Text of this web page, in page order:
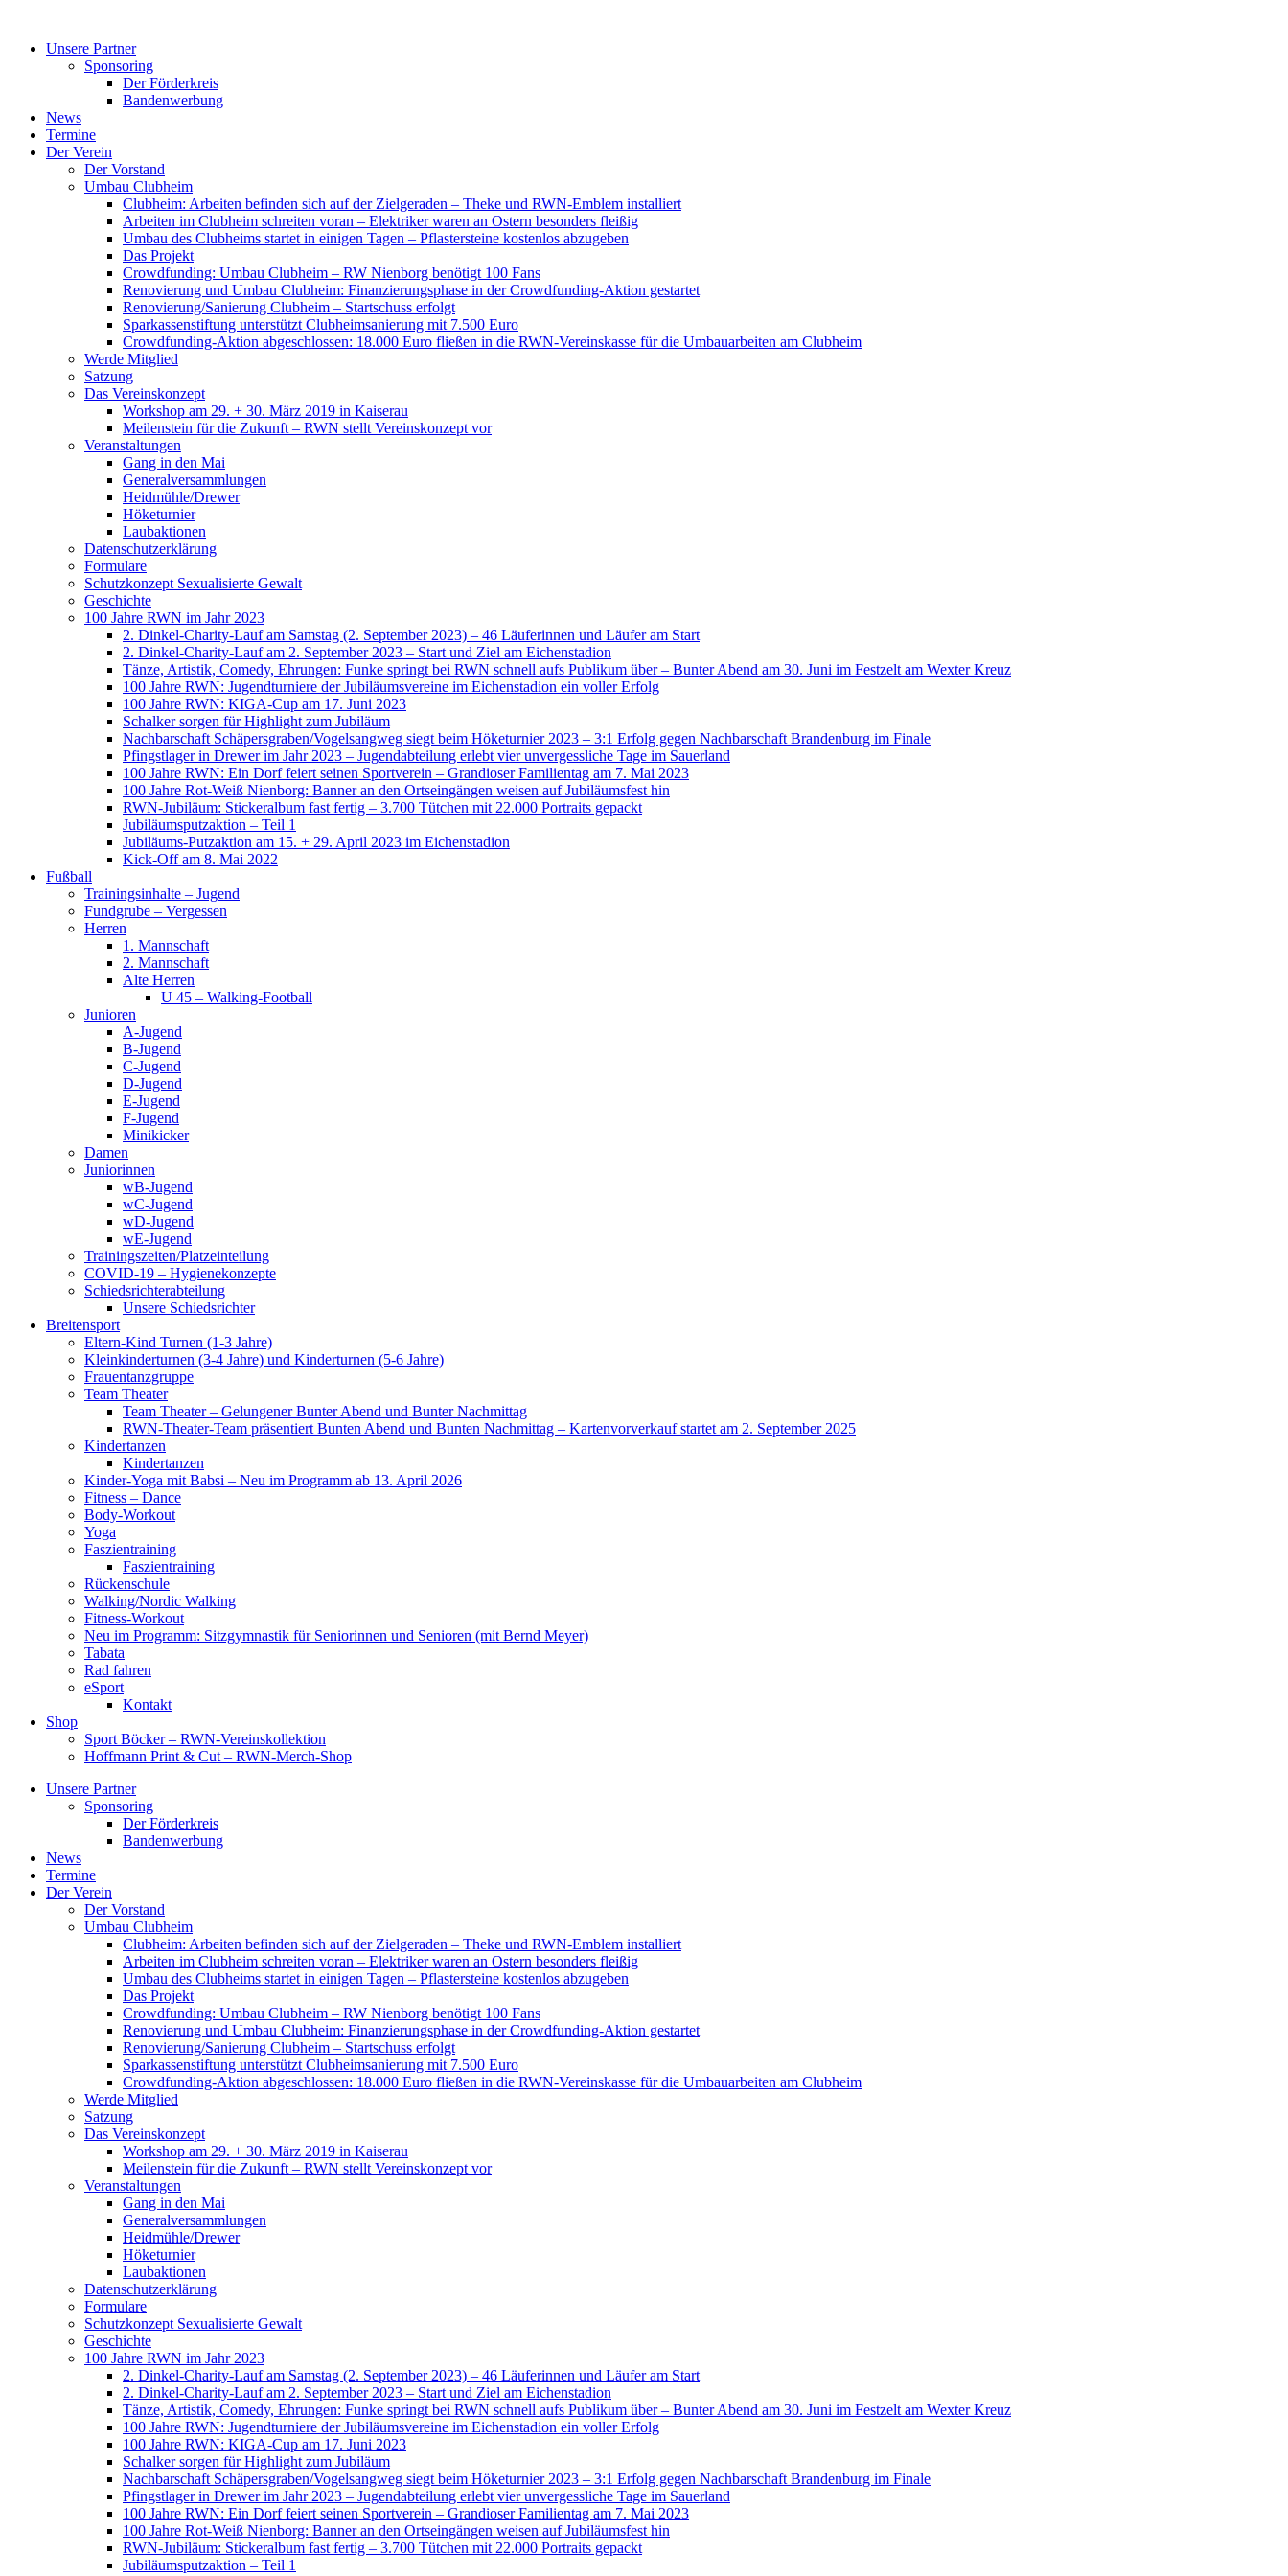
springenUnsere Partner
Sponsoring
Der Förderkreis
Bandenwerbung
News
Termine
Der Verein
Der Vorstand
Umbau Clubheim
Clubheim: Arbeiten befinden sich auf der Zielgeraden – Theke und RWN-Emblem installiert
Arbeiten im Clubheim schreiten voran – Elektriker waren an Ostern besonders fleißig
Umbau des Clubheims startet in einigen Tagen – Pflastersteine kostenlos abzugeben
Das Projekt
Crowdfunding: Umbau Clubheim – RW Nienborg benötigt 100 Fans
Renovierung und Umbau Clubheim: Finanzierungsphase in der Crowdfunding-Aktion gestartet
Renovierung/Sanierung Clubheim – Startschuss erfolgt
Sparkassenstiftung unterstützt Clubheimsanierung mit 7.500 Euro
Crowdfunding-Aktion abgeschlossen: 18.000 Euro fließen in die RWN-Vereinskasse für die Umbauarbeiten am Clubheim
Werde Mitglied
Satzung
Das Vereinskonzept
Workshop am 29. + 30. März 2019 in Kaiserau
Meilenstein für die Zukunft – RWN stellt Vereinskonzept vor
Veranstaltungen
Gang in den Mai
Generalversammlungen
Heidmühle/Drewer
Höketurnier
Laubaktionen
Datenschutzerklärung
Formulare
Schutzkonzept Sexualisierte Gewalt
Geschichte
100 Jahre RWN im Jahr 2023
2. Dinkel-Charity-Lauf am Samstag (2. September 2023) – 46 Läuferinnen und Läufer am Start
2. Dinkel-Charity-Lauf am 2. September 2023 – Start und Ziel am Eichenstadion
Tänze, Artistik, Comedy, Ehrungen: Funke springt bei RWN schnell aufs Publikum über – Bunter Abend am 30. Juni im Festzelt am Wexter Kreuz
100 Jahre RWN: Jugendturniere der Jubiläumsvereine im Eichenstadion ein voller Erfolg
100 Jahre RWN: KIGA-Cup am 17. Juni 2023
Schalker sorgen für Highlight zum Jubiläum
Nachbarschaft Schäpersgraben/Vogelsangweg siegt beim Höketurnier 2023 – 3:1 Erfolg gegen Nachbarschaft Brandenburg im Finale
Pfingstlager in Drewer im Jahr 2023 – Jugendabteilung erlebt vier unvergessliche Tage im Sauerland
100 Jahre RWN: Ein Dorf feiert seinen Sportverein – Grandioser Familientag am 7. Mai 2023
100 Jahre Rot-Weiß Nienborg: Banner an den Ortseingängen weisen auf Jubiläumsfest hin
RWN-Jubiläum: Stickeralbum fast fertig – 3.700 Tütchen mit 22.000 Portraits gepackt
Jubiläumsputzaktion – Teil 1
Jubiläums-Putzaktion am 15. + 29. April 2023 im Eichenstadion
Kick-Off am 8. Mai 2022
Fußball
Trainingsinhalte – Jugend
Fundgrube – Vergessen
Herren
1. Mannschaft
2. Mannschaft
Alte Herren
U 45 – Walking-Football
Junioren
A-Jugend
B-Jugend
C-Jugend
D-Jugend
E-Jugend
F-Jugend
Minikicker
Damen
Juniorinnen
wB-Jugend
wC-Jugend
wD-Jugend
wE-Jugend
Trainingszeiten/Platzeinteilung
COVID-19 – Hygienekonzepte
Schiedsrichterabteilung
Unsere Schiedsrichter
Breitensport
Eltern-Kind Turnen (1-3 Jahre)
Kleinkinderturnen (3-4 Jahre) und Kinderturnen (5-6 Jahre)
Frauentanzgruppe
Team Theater
Team Theater – Gelungener Bunter Abend und Bunter Nachmittag
RWN-Theater-Team präsentiert Bunten Abend und Bunten Nachmittag – Kartenvorverkauf startet am 2. September 2025
Kindertanzen
Kindertanzen
Kinder-Yoga mit Babsi – Neu im Programm ab 13. April 2026
Fitness – Dance
Body-Workout
Yoga
Faszientraining
Faszientraining
Rückenschule
Walking/Nordic Walking
Fitness-Workout
Neu im Programm: Sitzgymnastik für Seniorinnen und Senioren (mit Bernd Meyer)
Tabata
Rad fahren
eSport
Kontakt
Shop
Sport Böcker – RWN-Vereinskollektion
Hoffmann Print & Cut – RWN-Merch-Shop
Unsere Partner
Sponsoring
Der Förderkreis
Bandenwerbung
News
Termine
Der Verein
Der Vorstand
Umbau Clubheim
Clubheim: Arbeiten befinden sich auf der Zielgeraden – Theke und RWN-Emblem installiert
Arbeiten im Clubheim schreiten voran – Elektriker waren an Ostern besonders fleißig
Umbau des Clubheims startet in einigen Tagen – Pflastersteine kostenlos abzugeben
Das Projekt
Crowdfunding: Umbau Clubheim – RW Nienborg benötigt 100 Fans
Renovierung und Umbau Clubheim: Finanzierungsphase in der Crowdfunding-Aktion gestartet
Renovierung/Sanierung Clubheim – Startschuss erfolgt
Sparkassenstiftung unterstützt Clubheimsanierung mit 7.500 Euro
Crowdfunding-Aktion abgeschlossen: 18.000 Euro fließen in die RWN-Vereinskasse für die Umbauarbeiten am Clubheim
Werde Mitglied
Satzung
Das Vereinskonzept
Workshop am 29. + 30. März 2019 in Kaiserau
Meilenstein für die Zukunft – RWN stellt Vereinskonzept vor
Veranstaltungen
Gang in den Mai
Generalversammlungen
Heidmühle/Drewer
Höketurnier
Laubaktionen
Datenschutzerklärung
Formulare
Schutzkonzept Sexualisierte Gewalt
Geschichte
100 Jahre RWN im Jahr 2023
2. Dinkel-Charity-Lauf am Samstag (2. September 2023) – 46 Läuferinnen und Läufer am Start
2. Dinkel-Charity-Lauf am 2. September 2023 – Start und Ziel am Eichenstadion
Tänze, Artistik, Comedy, Ehrungen: Funke springt bei RWN schnell aufs Publikum über – Bunter Abend am 30. Juni im Festzelt am Wexter Kreuz
100 Jahre RWN: Jugendturniere der Jubiläumsvereine im Eichenstadion ein voller Erfolg
100 Jahre RWN: KIGA-Cup am 17. Juni 2023
Schalker sorgen für Highlight zum Jubiläum
Nachbarschaft Schäpersgraben/Vogelsangweg siegt beim Höketurnier 2023 – 3:1 Erfolg gegen Nachbarschaft Brandenburg im Finale
Pfingstlager in Drewer im Jahr 2023 – Jugendabteilung erlebt vier unvergessliche Tage im Sauerland
100 Jahre RWN: Ein Dorf feiert seinen Sportverein – Grandioser Familientag am 7. Mai 2023
100 Jahre Rot-Weiß Nienborg: Banner an den Ortseingängen weisen auf Jubiläumsfest hin
RWN-Jubiläum: Stickeralbum fast fertig – 3.700 Tütchen mit 22.000 Portraits gepackt
Jubiläumsputzaktion – Teil 1